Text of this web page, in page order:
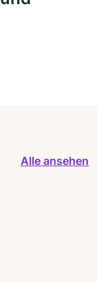
Alle ansehen